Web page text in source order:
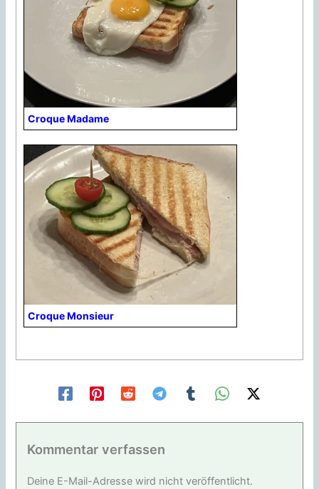
Croque Madame
Croque Monsieur
Kommentar verfassen
Deine E-Mail-Adresse wird nicht veröffentlicht.